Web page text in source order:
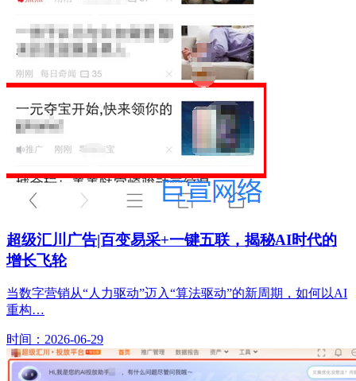
超级汇川广告|百变易采+一键五联，揭秘AI时代的
增长飞轮
当数字营销从“人力驱动”迈入“算法驱动”的新周期，如何以AI
重构…
时间：2026-06-29